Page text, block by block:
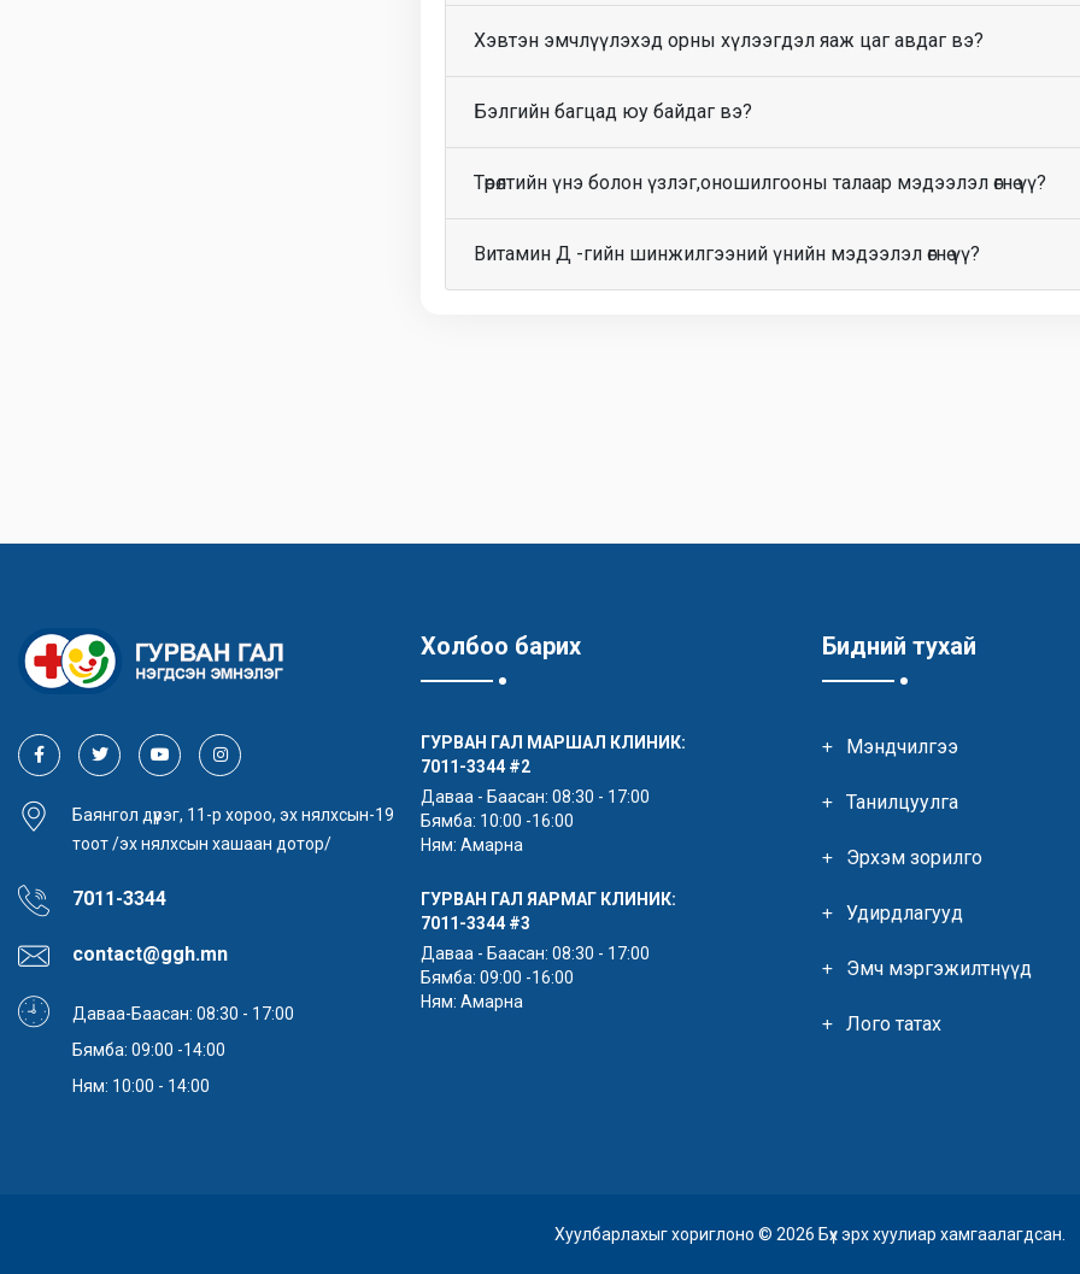
Хэвтэн эмчлүүлэхэд орны хүлээгдэл яаж цаг авдаг вэ?
Бэлгийн багцад юу байдаг вэ?
Төрөлтийн үнэ болон үзлэг,оношилгооны талаар мэдээлэл өгнө үү?
Витамин Д -гийн шинжилгээний үнийн мэдээлэл өгнө үү?
Баянгол дүүрэг, 11-р хороо, эх нялхсын-19
тоот /эх нялхсын хашаан дотор/
7011-3344
contact@ggh.mn
Даваа-Баасан: 08:30 - 17:00
Бямба: 09:00 -14:00
Ням: 10:00 - 14:00
Холбоо барих
ГУРВАН ГАЛ МАРШАЛ КЛИНИК:
7011-3344#2
Даваа - Баасан: 08:30 - 17:00
Бямба: 10:00 -16:00
Ням: Амарна
ГУРВАН ГАЛ ЯАРМАГ КЛИНИК:
7011-3344#3
Даваа - Баасан: 08:30 - 17:00
Бямба: 09:00 -16:00
Ням: Амарна
Бидний тухай
Мэндчилгээ
Танилцуулга
Эрхэм зорилго
Удирдлагууд
Эмч мэргэжилтнүүд
Лого татах
Хуулбарлахыг хориглоно © 2026 Бүх эрх хуулиар хамгаалагдсан.